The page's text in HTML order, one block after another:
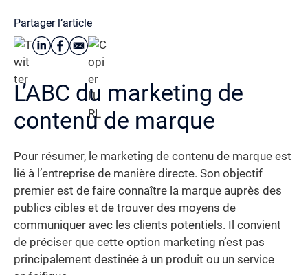
Partager l’article
L’ABC du marketing de
contenu de marque
Pour résumer, le marketing de contenu de marque est
lié à l’entreprise de manière directe. Son objectif
premier est de faire connaître la marque auprès des
publics cibles et de trouver des moyens de
communiquer avec les clients potentiels. Il convient
de préciser que cette option marketing n’est pas
principalement destinée à un produit ou un service